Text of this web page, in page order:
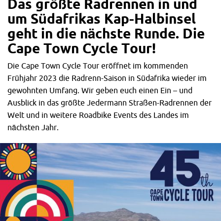
Das Schaltwerk ist das Meisterstück der SRAM Red eTap Gruppe.
Blips – SRAMs Mini-Schaltknöpfe
Die einzige kabelgebundene Komponente der SRAM Red
eTap Gruppe sind die so genannten Blips. Hierbei handelt
es sich um kleine Schaltknöpfe, die zusätzlich am Lenker
angebracht werden können. Sie lassen sich je nach
Belieben auch unter dem Lenkerband verstecken.
Interessant werden die Blips vor allem bei Sprints, im
Mannschafszeitfahren oder wann immer man die
Möglichkeit haben möchte, in einer aggressiven Position
Das größte Radrennen in und
um Südafrikas Kap-Halbinsel
geht in die nächste Runde. Die
Cape Town Cycle Tour!
Die Cape Town Cycle Tour eröffnet im kommenden
Frühjahr 2023 die Radrenn-Saison in Südafrika wieder im
gewohnten Umfang. Wir geben euch einen Ein – und
Ausblick in das größte Jedermann Straßen-Radrennen der
Welt und in weitere Roadbike Events des Landes im
nächsten Jahr.